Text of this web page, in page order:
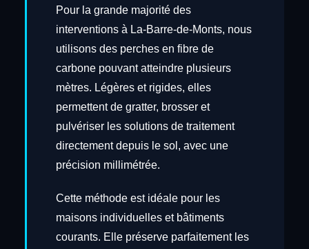
Pour la grande majorité des
interventions à La-Barre-de-Monts, nous
utilisons des perches en fibre de
carbone pouvant atteindre plusieurs
mètres. Légères et rigides, elles
permettent de gratter, brosser et
pulvériser les solutions de traitement
directement depuis le sol, avec une
précision millimétrée.
Cette méthode est idéale pour les
maisons individuelles et bâtiments
courants. Elle préserve parfaitement les